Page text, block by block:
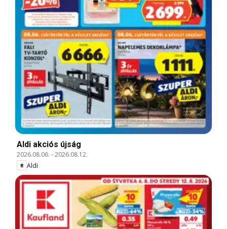
Aldi akciós újság
2026.08.06. -2026.08.12.
Aldi